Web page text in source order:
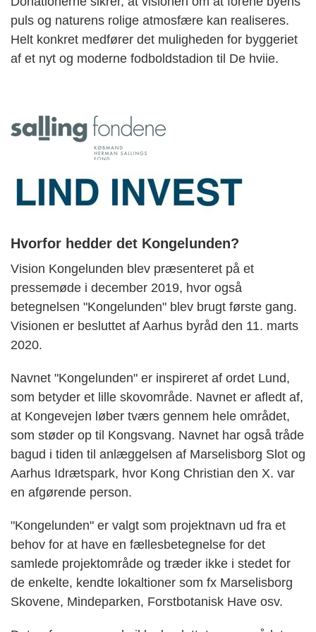
puls og naturens rolige atmosfære kan realiseres.
Helt konkret medfører det muligheden for byggeriet
af et nyt og moderne fodboldstadion til De hviie.
Hvorfor hedder det Kongelunden?
Vision Kongelunden blev præsenteret på et
pressemøde i december 2019, hvor også
betegnelsen "Kongelunden" blev brugt første gang.
Visionen er besluttet af Aarhus byråd den 11. marts
2020.
Navnet "Kongelunden" er inspireret af ordet Lund,
som betyder et lille skovområde. Navnet er afledt af,
at Kongevejen løber tværs gennem hele området,
som støder op til Kongsvang. Navnet har også tråde
bagud i tiden til anlæggelsen af Marselisborg Slot og
Aarhus Idrætspark, hvor Kong Christian den X. var
en afgørende person.
"Kongelunden" er valgt som projektnavn ud fra et
behov for at have en fællesbetegnelse for det
samlede projektområde og træder ikke i stedet for
de enkelte, kendte lokaltioner som fx Marselisborg
Skovene, Mindeparken, Forstbotanisk Have osv.